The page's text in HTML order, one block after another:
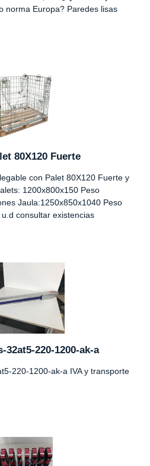
norma Europa? Paredes lisas
80X120 Fuerte
con Palet 80X120 Fuerte y
1200x800x150 Peso
Jaula:1250x850x1040 Peso
consultar existencias
220-1200-ak-a
220-1200-ak-a IVA y transporte